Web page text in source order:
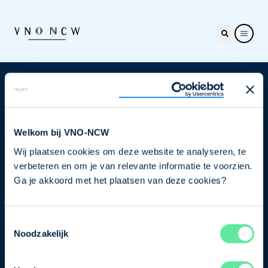
Welkom bij VNO-NCW
Wij plaatsen cookies om deze website te analyseren, te
verbeteren en om je van relevante informatie te voorzien.
Ga je akkoord met het plaatsen van deze cookies?
Noodzakelijk
Nieuwsbrief
je nu in voor de VNO-NCW nieuwsbrief.
Schrijf je in
Direct naar
Ons verhaal